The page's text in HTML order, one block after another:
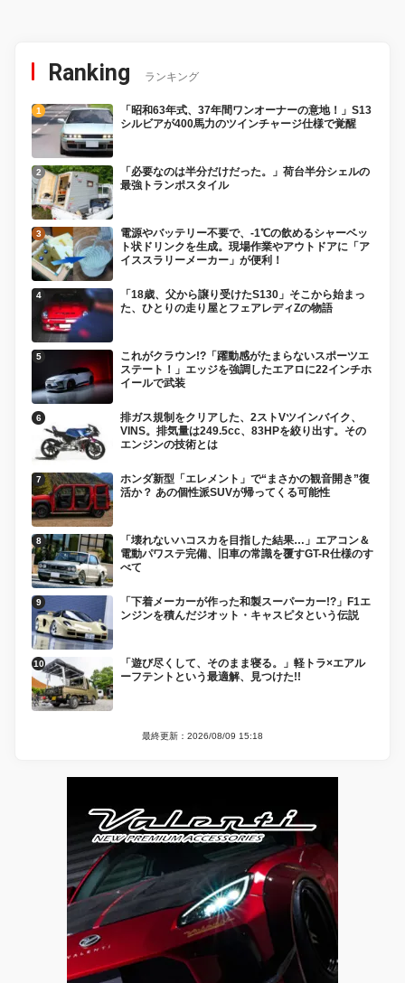
Ranking ランキング
「昭和63年式、37年間ワンオーナーの意地！」S13
シルビアが400馬力のツインチャージ仕様で覚醒
「必要なのは半分だけだった。」荷台半分シェルの
最強トランポスタイル
電源やバッテリー不要で、-1℃の飲めるシャーベッ
ト状ドリンクを生成。現場作業やアウトドアに「ア
イススラリーメーカー」が便利！
「18歳、父から譲り受けたS130」そこから始まっ
た、ひとりの走り屋とフェアレディZの物語
これがクラウン!?「躍動感がたまらないスポーツエ
ステート！」エッジを強調したエアロに22インチホ
イールで武装
排ガス規制をクリアした、2ストVツインバイク、
VINS。排気量は249.5cc、83HPを絞り出す。その
エンジンの技術とは
ホンダ新型「エレメント」で“まさかの観音開き”復
活か？ あの個性派SUVが帰ってくる可能性
「壊れないハコスカを目指した結果…」エアコン＆
電動パワステ完備、旧車の常識を覆すGT-R仕様のす
べて
「下着メーカーが作った和製スーパーカー!?」F1エ
ンジンを積んだジオット・キャスピタという伝説
「遊び尽くして、そのまま寝る。」軽トラ×エアル
ーフテントという最適解、見つけた!!
最終更新：2026/08/09 15:18